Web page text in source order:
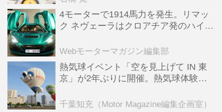
4モーターで1914馬力を発生。リマッ
ク ネヴェーラはクロアチア発のハイパ
全版／115】
Webモーターマガジン編集部
熱気球イベント「空を見上げて IN 東
京」が2年ぶりに開催。熱気球体験搭
ンテンツも
千葉知充（Motor Magazine編集企画室）